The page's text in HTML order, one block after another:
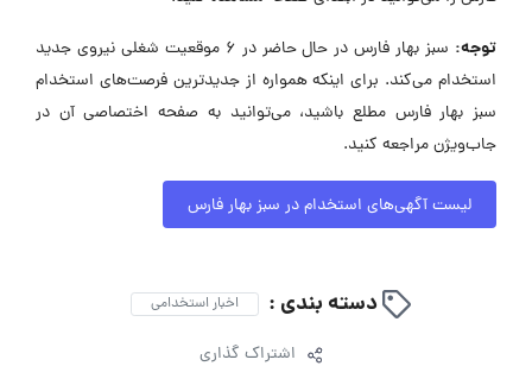
توجه:
سبز بهار فارس در حال حاضر در ۶ موقعیت شغلی نیروی جدید
استخدام می‌کند. برای اینکه همواره از جدیدترین فرصت‌های استخدام
سبز بهار فارس مطلع باشید، می‌توانید به صفحه اختصاصی آن در
جاب‌ویژن مراجعه کنید.
لیست آگهی‌های استخدام در سبز بهار فارس
دسته بندی : اخبار استخدامی
اشتراک گذاری